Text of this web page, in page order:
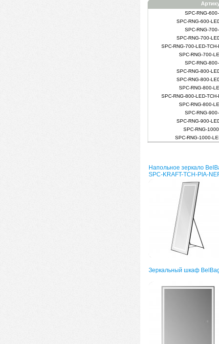
SPC-RNG-
SPC-RNG-600-
SPC-RNG-
SPC-RNG-700-
SPC-RNG-700-LED-
SPC-RNG-700-
SPC-RNG-
SPC-RNG-800-
SPC-RNG-800-
SPC-RNG-800-
SPC-RNG-800-LED-
SPC-RNG-800-
SPC-RNG-
SPC-RNG-900-
SPC-RNG-
SPC-RNG-1000-
Напольное зеркало
SPC-KRAFT-TCH-PIA-
Зеркальный шкаф